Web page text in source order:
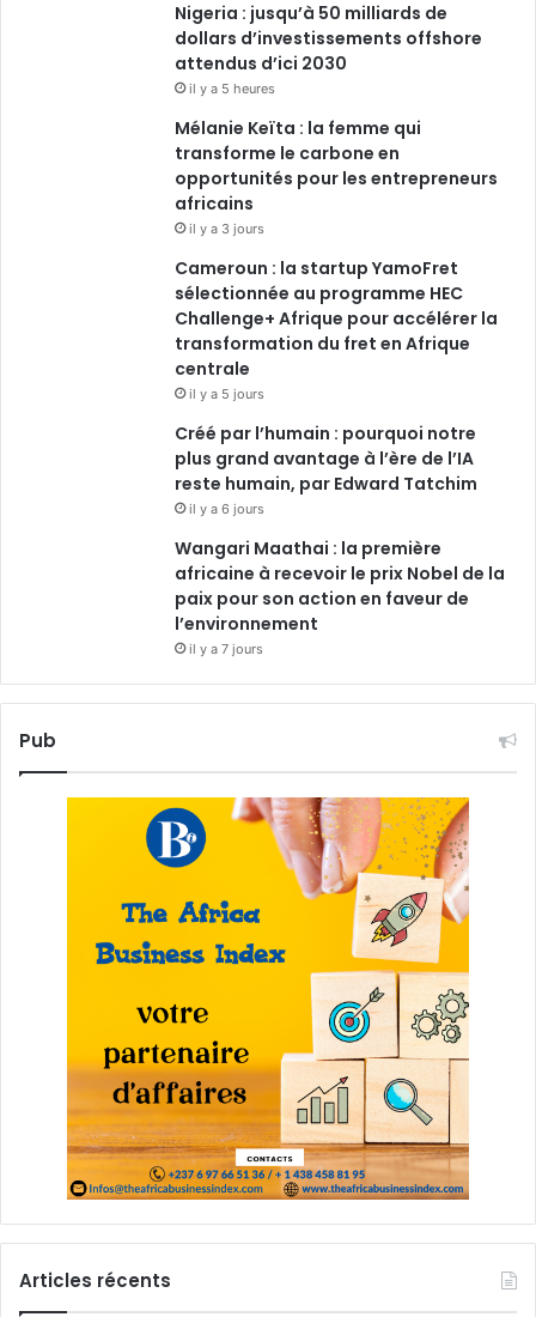
Nigeria : jusqu’à 50 milliards de
dollars d’investissements offshore
attendus d’ici 2030
il y a 5 heures
Mélanie Keïta : la femme qui
transforme le carbone en
opportunités pour les entrepreneurs
africains
il y a 3 jours
Cameroun : la startup YamoFret
sélectionnée au programme HEC
Challenge+ Afrique pour accélérer la
transformation du fret en Afrique
centrale
il y a 5 jours
Créé par l’humain : pourquoi notre
plus grand avantage à l’ère de l’IA
reste humain, par Edward Tatchim
il y a 6 jours
Wangari Maathai : la première
africaine à recevoir le prix Nobel de la
paix pour son action en faveur de
l’environnement
il y a 7 jours
Pub
Articles récents